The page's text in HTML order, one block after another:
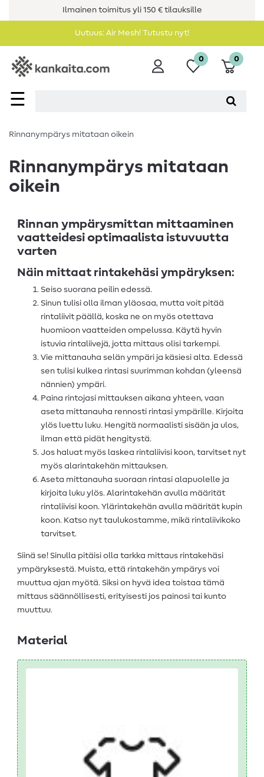
Ilmainen toimitus yli 150 € tilauksille
Uutuus: Air Mesh! Tutustu nyt!
☰
0 0
Rinnanympärys mitataan oikein
Rinnanympärys mitataan
oikein
Rinnan ympärysmittan mittaaminen
vaatteidesi optimaalista istuvuutta
varten
Näin mittaat rintakehäsi ympäryksen:
Seiso suorana peilin edessä.
Sinun tulisi olla ilman yläosaa, mutta voit pitää
rintaliivit päällä, koska ne on myös otettava
huomioon vaatteiden ompelussa. Käytä hyvin
istuvia rintaliivejä, jotta mittaus olisi tarkempi.
Vie mittanauha selän ympäri ja käsiesi alta. Edessä
sen tulisi kulkea rintasi suurimman kohdan (yleensä
nännien) ympäri.
Paina rintojasi mittauksen aikana yhteen, vaan
aseta mittanauha rennosti rintasi ympärille. Kirjoita
ylös luettu luku. Hengitä normaalisti sisään ja ulos,
ilman että pidät hengitystä.
Jos haluat myös laskea rintaliivisi koon, tarvitset nyt
myös alarintakehän mittauksen.
Aseta mittanauha suoraan rintasi alapuolelle ja
kirjoita luku ylös. Alarintakehän avulla määrität
rintaliivisi koon. Ylärintakehän avulla määrität kupin
koon. Katso nyt taulukostamme, mikä rintaliivikoko
tarvitset.
Siinä se! Sinulla pitäisi olla tarkka mittaus rintakehäsi
ympäryksestä. Muista, että rintakehän ympärys voi
muuttua ajan myötä. Siksi on hyvä idea toistaa tämä
mittaus säännöllisesti, erityisesti jos painosi tai kunto
muuttuu.
Material